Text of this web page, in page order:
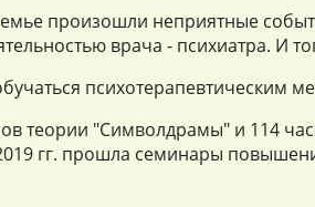
произошли неприятные
врача - психиатра. И
теории "Символдрамы" и 114
гг. прошла семинары